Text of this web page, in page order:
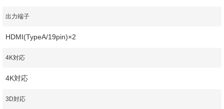
出力端子
HDMI(TypeA/19pin)×2
4K対応
4K対応
3D対応